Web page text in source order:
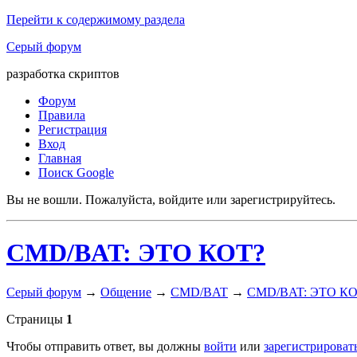
Перейти к содержимому раздела
Серый форум
разработка скриптов
Форум
Правила
Регистрация
Вход
Главная
Поиск Google
Вы не вошли. Пожалуйста, войдите или зарегистрируйтесь.
CMD/BAT: ЭТО КОТ?
Серый форум → Общение → CMD/BAT → CMD/BAT: ЭТО
Страницы 1
Чтобы отправить ответ, вы должны войти или